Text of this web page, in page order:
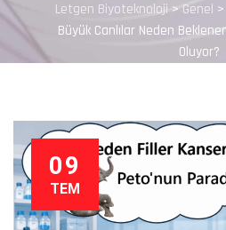
Letgen Biyoteknoloji > Genel >
Büyük Canlılar Neden
Oluyor?
09
TEM